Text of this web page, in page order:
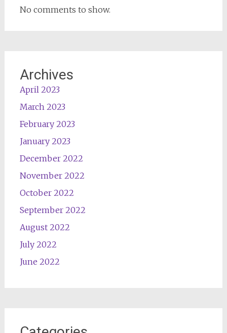
No comments to show.
Archives
April 2023
March 2023
February 2023
January 2023
December 2022
November 2022
October 2022
September 2022
August 2022
July 2022
June 2022